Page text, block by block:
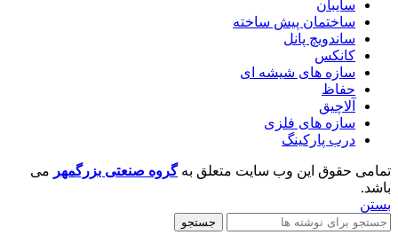
سایبان
ساختمان پیش ساخته
ساندویچ پانل
کانکس
سازه های شیشه ای
حفاظ
آلاچیق
سازه های فلزی
درب پارکینگ
تمامی حقوق این وب سایت متعلق بهگروه صنعتی بزرگمهر می
باشد.
بستن
جستجو